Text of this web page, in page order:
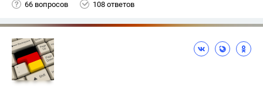
66 вопросов 108 ответов